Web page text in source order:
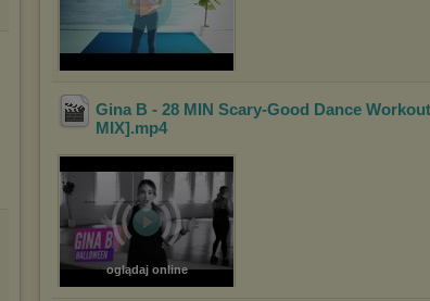
Gina B - 28 MIN Scary-Good Dance
MIX] .mp4
oglądaj online